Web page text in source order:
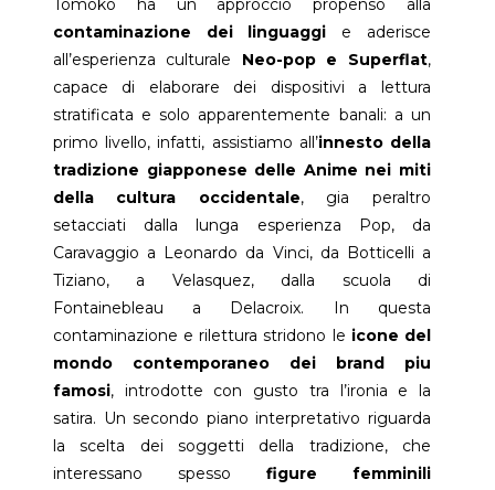
Tomoko ha un approccio propenso alla
contaminazione dei linguaggi e aderisce
all’esperienza culturale Neo-pop e Superflat,
capace di elaborare dei dispositivi a lettura
stratificata e solo apparentemente banali: a un
primo livello, infatti, assistiamo all’innesto della
tradizione giapponese delle Anime nei miti
della cultura occidentale, gia peraltro
setacciati dalla lunga esperienza Pop, da
Caravaggio a Leonardo da Vinci, da Botticelli a
Tiziano, a Velasquez, dalla scuola di
Fontainebleau a Delacroix. In questa
contaminazione e rilettura stridono le icone del
mondo contemporaneo dei brand piu
famosi, introdotte con gusto tra l’ironia e la
satira. Un secondo piano interpretativo riguarda
la scelta dei soggetti della tradizione, che
interessano spesso figure femminili